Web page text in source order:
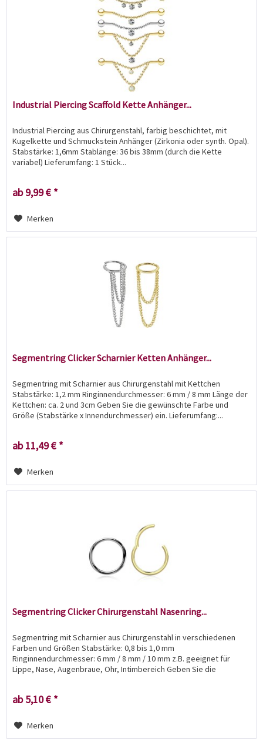
Industrial Piercing Scaffold Kette Anhänger...
Industrial Piercing aus Chirurgenstahl, farbig beschichtet, mit
Kugelkette und Schmuckstein Anhänger (Zirkonia oder synth. Opal).
Stabstärke: 1,6mm Stablänge: 36 bis 38mm (durch die Kette
variabel) Lieferumfang: 1 Stück...
ab 9,99 € *
Merken
Segmentring Clicker Scharnier Ketten Anhänger...
Segmentring mit Scharnier aus Chirurgenstahl mit Kettchen
Stabstärke: 1,2 mm Ringinnendurchmesser: 6 mm / 8 mm Länge der
Kettchen: ca. 2 und 3cm Geben Sie die gewünschte Farbe und
Größe (Stabstärke x Innendurchmesser) ein. Lieferumfang:...
ab 11,49 € *
Merken
Segmentring Clicker Chirurgenstahl Nasenring...
Segmentring mit Scharnier aus Chirurgenstahl in verschiedenen
Farben und Größen Stabstärke: 0,8 bis 1,0 mm
Ringinnendurchmesser: 6 mm / 8 mm / 10 mm z.B. geeignet für
Lippe, Nase, Augenbraue, Ohr, Intimbereich Geben Sie die
ab 5,10 € *
Merken